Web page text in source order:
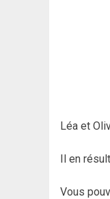
Léa et
Il en
Vous